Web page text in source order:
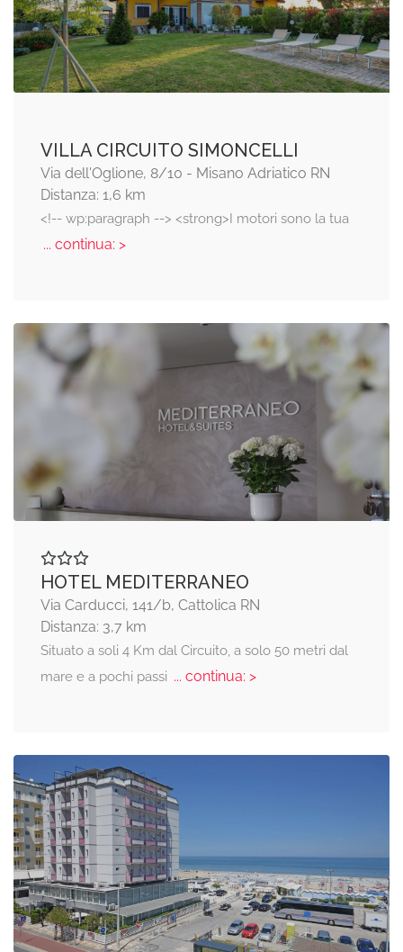
VILLA CIRCUITO SIMONCELLI
Via dell'Oglione, 8/10 - Misano Adriatico RN
Distanza: 1,6 km
<!-- wp:paragraph --> <strong>I motori sono la tua
... continua: >
HOTEL MEDITERRANEO
Via Carducci, 141/b, Cattolica RN
Distanza: 3,7 km
Situato a soli 4 Km dal Circuito, a solo 50 metri dal
mare e a pochi passi ... continua: >